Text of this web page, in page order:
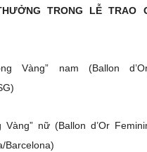
TRONG LỄ TRAO
Vàng” nam (Ballon
Vàng” nữ (Ballon d’Or
Barcelona)